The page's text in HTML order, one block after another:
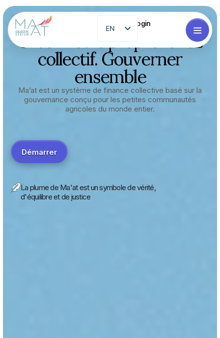
EN
ES
PT
FR
ZH
GL
Login
Créez votre propre fonds
collectif. Gouverner
ensemble
Ma’at est un système de finance collective basé sur la
gouvernance conçu pour les petites communautés
agricoles du monde entier.
Démarrer
La plume de Ma'at est un symbole de vérité,
d'équilibre et de justice